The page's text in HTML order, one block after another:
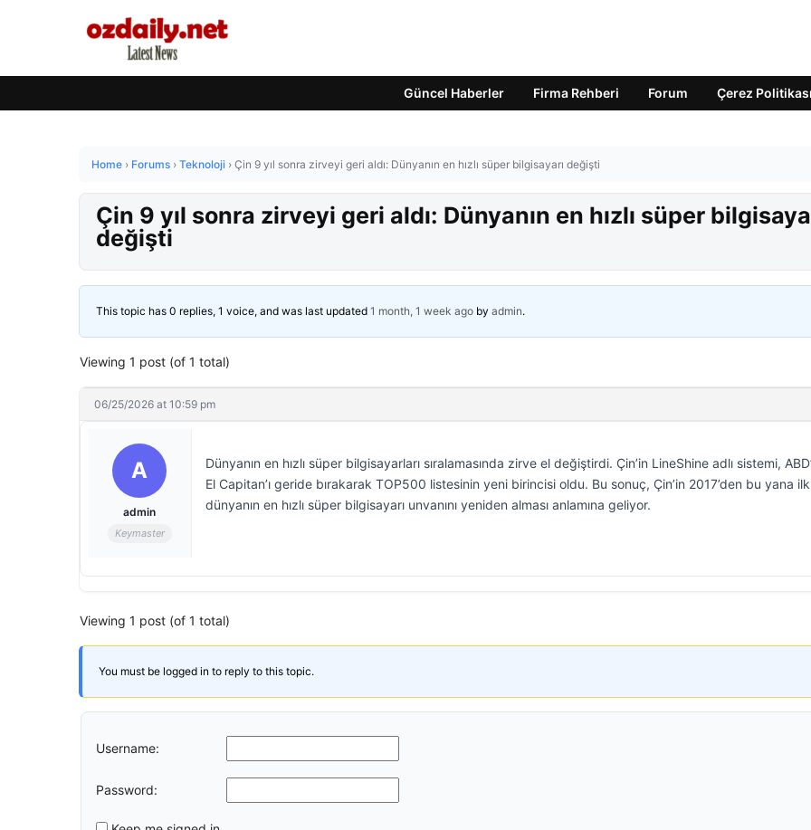
Güncel Haberler Firma Rehberi Forum Çerez Politikası
Home › Forums › Teknoloji › Çin 9 yıl sonra zirveyi geri aldı: Dünyanın en hızlı süper bilgisayarı değişti
Çin 9 yıl sonra zirveyi geri aldı: Dünyanın en hızlı süper
değişti
This topic has 0 replies, 1 voice, and was last updated 1 month, 1 week ago by admin.
Viewing 1 post (of 1 total)
06/25/2026 at 10:59 pm
A
admin
Keymaster
Dünyanın en hızlı süper bilgisayarları sıralamasında zirve el değiştirdi. Çin’in LineShine adlı sistemi,
El Capitan’ı geride bırakarak TOP500 listesinin yeni birincisi oldu. Bu sonuç, Çin’in 2017’den bu yana
dünyanın en hızlı süper bilgisayarı unvanını yeniden alması anlamına geliyor.
Viewing 1 post (of 1 total)
You must be logged in to reply to this topic.
Username:
Password: